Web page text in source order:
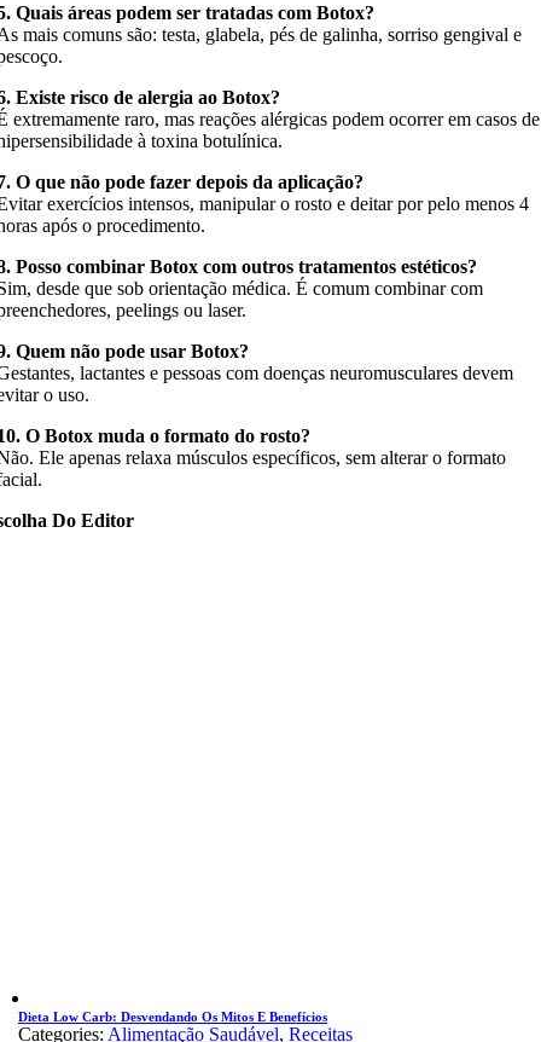
Quais áreas podem ser tratadas com Botox?
mais comuns são: testa, glabela, pés de galinha, sorriso gengival e
Existe risco de alergia ao Botox?
extremamente raro, mas reações alérgicas podem ocorrer em casos de
à toxina botulínica.
O que não pode fazer depois da aplicação?
exercícios intensos, manipular o rosto e deitar por pelo menos 4
após o procedimento.
Posso combinar Botox com outros tratamentos estéticos?
desde que sob orientação médica. É comum combinar com
peelings ou laser.
Quem não pode usar Botox?
lactantes e pessoas com doenças neuromusculares devem
o uso.
O Botox muda o formato do rosto?
Ele apenas relaxa músculos específicos, sem alterar o formato
Do Editor
Dieta Low Carb: Desvendando Os Mitos E Benefícios
Categories: Alimentação Saudável, Receitas